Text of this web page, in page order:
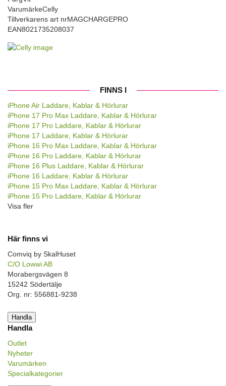
VarumärkeCelly
Tillverkarens art nrMAGCHARGEPRO
EAN8021735208037
FINNS I
iPhone Air Laddare, Kablar & Hörlurar
iPhone 17 Pro Max Laddare, Kablar & Hörlurar
iPhone 17 Pro Laddare, Kablar & Hörlurar
iPhone 17 Laddare, Kablar & Hörlurar
iPhone 16 Pro Max Laddare, Kablar & Hörlurar
iPhone 16 Pro Laddare, Kablar & Hörlurar
iPhone 16 Plus Laddare, Kablar & Hörlurar
iPhone 16 Laddare, Kablar & Hörlurar
iPhone 15 Pro Max Laddare, Kablar & Hörlurar
iPhone 15 Pro Laddare, Kablar & Hörlurar
Visa fler
Här finns vi
Comviq by SkalHuset
C/O Lowwi AB
Morabergsvägen 8
15242 Södertälje
Org. nr: 556881-9238
Handla
Handla
Outlet
Nyheter
Varumärken
Specialkategorier